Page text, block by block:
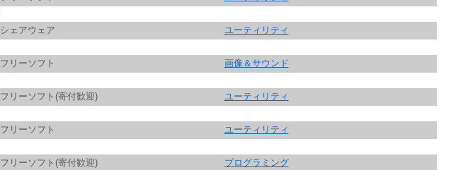
シェアウェア
ユーティリティ
フリーソフト
画像＆サウンド
フリーソフト(寄付歓迎)
ユーティリティ
フリーソフト
ユーティリティ
フリーソフト(寄付歓迎)
プログラミング